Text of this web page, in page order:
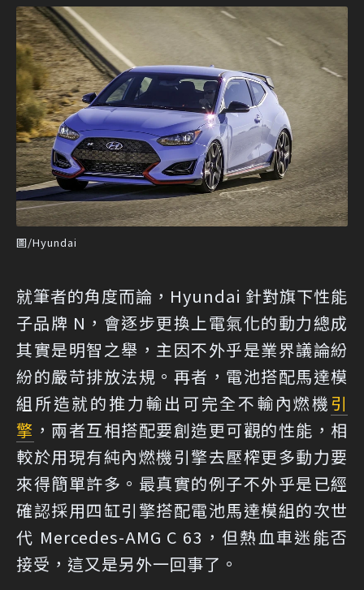
圖/Hyundai
就筆者的角度而論，Hyundai 針對旗下性能
子品牌 N，會逐步更換上電氣化的動力總成
其實是明智之舉，主因不外乎是業界議論紛
紛的嚴苛排放法規。再者，電池搭配馬達模
組所造就的推力輸出可完全不輸內燃機 引
擎 ，兩者互相搭配要創造更可觀的性能，相
較於用現有純內燃機引擎去壓榨更多動力要
來得簡單許多。最真實的例子不外乎是已經
確認採用四缸引擎搭配電池馬達模組的次世
代 Mercedes-AMG C 63，但熱血車迷能否
接受，這又是另外一回事了。